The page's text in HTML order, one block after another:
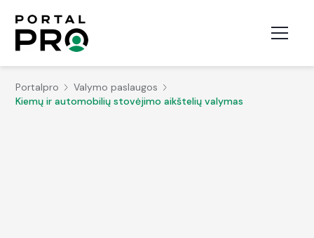
Portalpro
Valymo paslaugos
Kiemų ir automobilių stovėjimo aikštelių valymas